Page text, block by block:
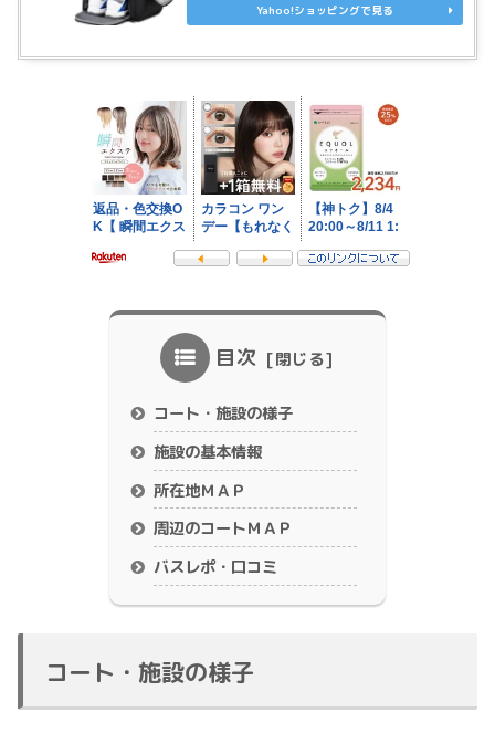
Yahoo!ショッピングで見る
目次
コート・施設の様子
施設の基本情報
所在地ＭＡＰ
周辺のコートＭＡＰ
バスレポ・口コミ
コート・施設の様子